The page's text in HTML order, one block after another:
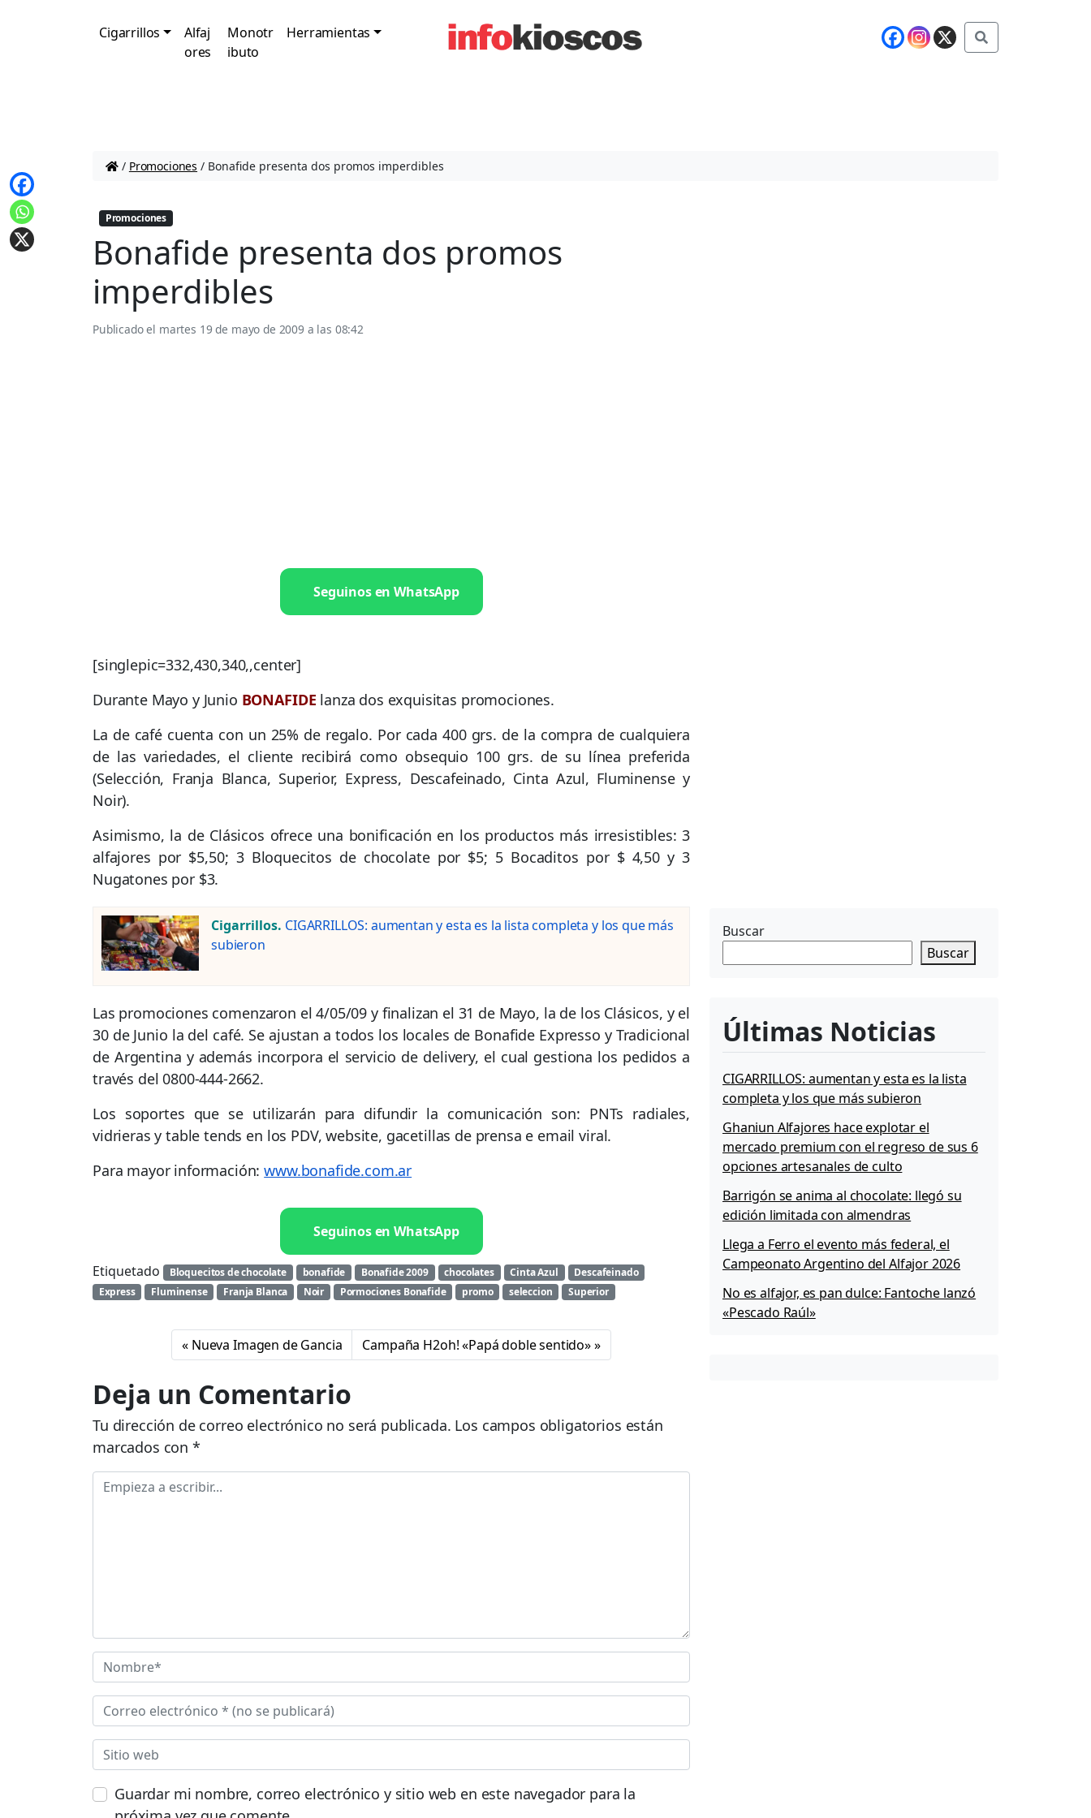
Cigarrillos
Alfaj
ores
Monotr
ibuto
Herramientas
/ Promociones / Bonafide presenta dos promos imperdibles
Promociones
Bonafide presenta dos promos
imperdibles
Publicado el martes 19 de mayo de 2009 a las 08:42
Seguinos en WhatsApp
[singlepic=332,430,340,,center]
Durante Mayo y Junio BONAFIDE lanza dos exquisitas promociones.
La de café cuenta con un 25% de regalo. Por cada 400 grs. de la compra de cualquiera
de las variedades, el cliente recibirá como obsequio 100 grs. de su línea preferida
(Selección, Franja Blanca, Superior, Express, Descafeinado, Cinta Azul, Fluminense y
Noir).
Asimismo, la de Clásicos ofrece una bonificación en los productos más irresistibles: 3
alfajores por $5,50; 3 Bloquecitos de chocolate por $5; 5 Bocaditos por $ 4,50 y 3
Nugatones por $3.
Cigarrillos. CIGARRILLOS: aumentan y esta es la lista completa y los que más
subieron
Las promociones comenzaron el 4/05/09 y finalizan el 31 de Mayo, la de los Clásicos, y el
30 de Junio la del café. Se ajustan a todos los locales de Bonafide Expresso y Tradicional
de Argentina y además incorpora el servicio de delivery, el cual gestiona los pedidos a
través del 0800-444-2662.
Los soportes que se utilizarán para difundir la comunicación son: PNTs radiales,
vidrieras y table tends en los PDV, website, gacetillas de prensa e email viral.
Para mayor información:www.bonafide.com.ar
Seguinos en WhatsApp
Etiquetado Bloquecitos de chocolate bonafide Bonafide 2009 chocolates Cinta Azul
Descafeinado
Express
Fluminense Franja Blanca Noir Pormociones Bonafide promo seleccion Superior
Nueva Imagen de Gancia Campaña H2oh! «Papá doble sentido»
Deja un Comentario
Tu dirección de correo electrónico no será publicada. Los campos obligatorios están
marcados con *
Guardar mi nombre, correo electrónico y sitio web en este navegador para la
Buscar
Buscar
Últimas Noticias
CIGARRILLOS: aumentan y esta es la lista
completa y los que más subieron
Ghaniun Alfajores hace explotar el
mercado premium con el regreso de sus 6
opciones artesanales de culto
Barrigón se anima al chocolate: llegó su
edición limitada con almendras
Llega a Ferro el evento más federal, el
Campeonato Argentino del Alfajor 2026
No es alfajor, es pan dulce: Fantoche lanzó
«Pescado Raúl»